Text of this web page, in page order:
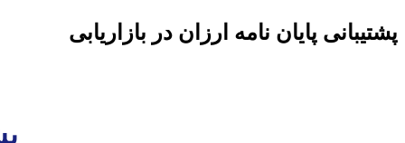
پشتیبانی پایان نامه ارزان در بازاریابی